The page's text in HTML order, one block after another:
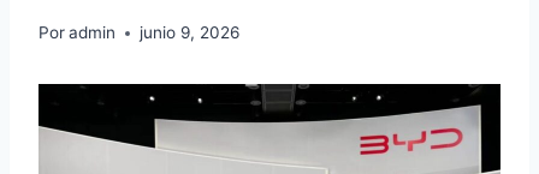
Poradmin junio 9, 2026